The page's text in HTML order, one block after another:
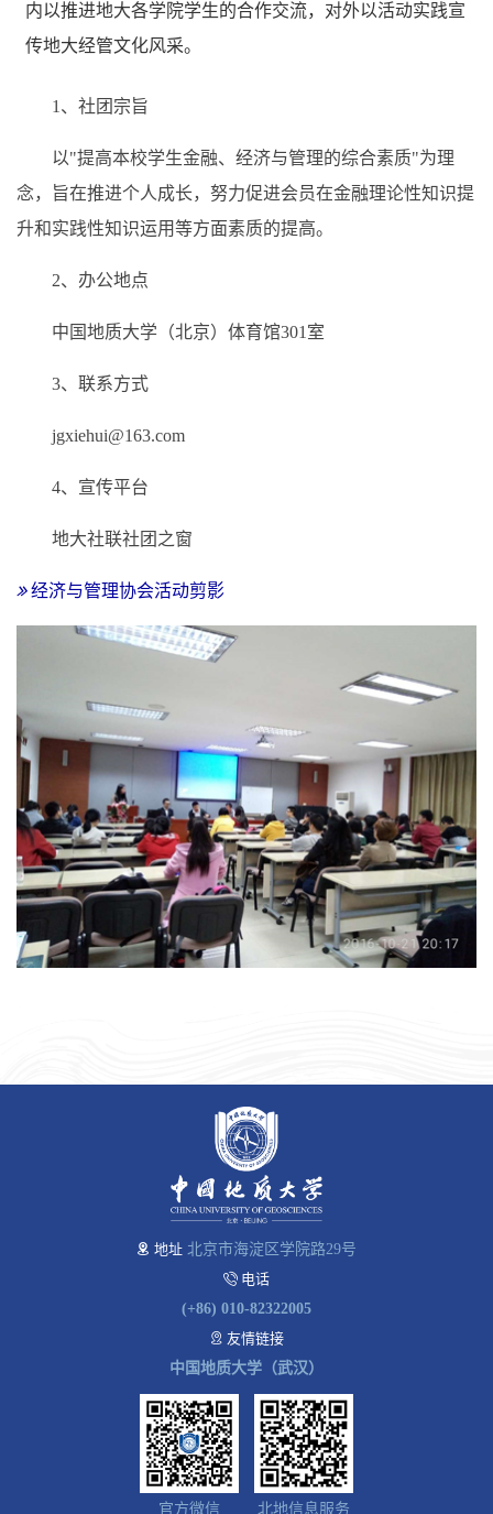
内以推进地大各学院学生的合作交流，对外以活动实践宣
传地大经管文化风采。
1、社团宗旨
以"提高本校学生金融、经济与管理的综合素质"为理
念，旨在推进个人成长，努力促进会员在金融理论性知识提
升和实践性知识运用等方面素质的提高。
2、办公地点
中国地质大学（北京）体育馆301室
3、联系方式
jgxiehui@163.com
4、宣传平台
地大社联社团之窗
经济与管理协会活动剪影
地址 北京市海淀区学院路29号
电话
(+86) 010-82322005
友情链接
中国地质大学（武汉）
官方微信 北地信息服务